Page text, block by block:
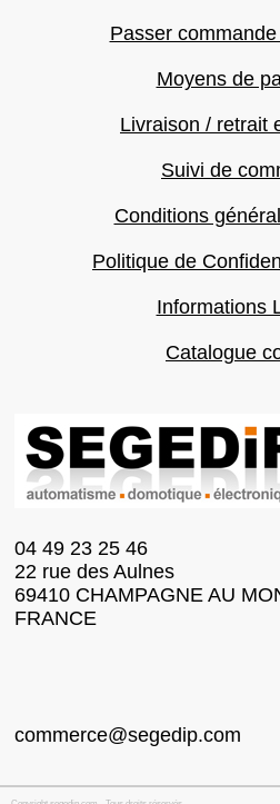
Passer
Moyens de
Livraison / retrait
Suivi de
Conditions
Politique de
Informations
Catalogue
04 49 23 25 46
22 rue des Aulnes
69410 CHAMPAGNE AU
FRANCE
commerce@segedip.com